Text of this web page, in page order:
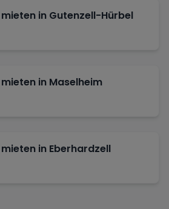
in Gutenzell-Hürbel
in Maselheim
in Eberhardzell